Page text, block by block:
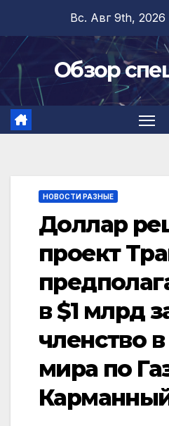
содержимому
Вс. Авг 9th, 2026
Обзор
НОВОСТИ РАЗНЫЕ
Доллар
проект
в $1 млрд
членство
мира по